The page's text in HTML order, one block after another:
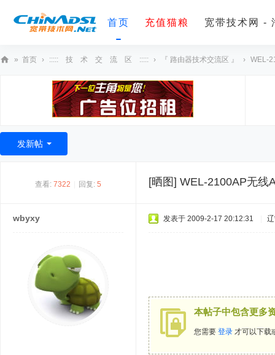
首页 充值猫粮 宽带技术网 -
术
» 首页 › ::::: 技 术 交 流 区 ::::: › 『 路由器技术交流区 』 › WEL-
发新帖
查看: 7322 回复: 5 [晒图] WEL-2100AP无线
wbyxy 发表于 2009-2-17 20:12:31
本帖子中包含更多
您需要 登录 才可以下载